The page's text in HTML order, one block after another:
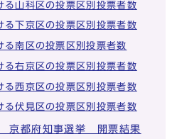
る山科区の投票区別投票者数
る下京区の投票区別投票者数
る南区の投票区別投票者数
る右京区の投票区別投票者数
る西京区の投票区別投票者数
る伏見区の投票区別投票者数
京都府知事選挙 開票結果